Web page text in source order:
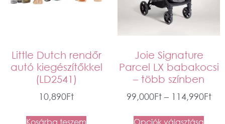
Little Dutch rendőr
autó kiegészítőkkel
(LD2541)
10,890Ft
Kosárba teszem
Joie Signature
Parcel LX babakocsi
– több színben
99,000Ft – 114,990Ft
Opciók választása